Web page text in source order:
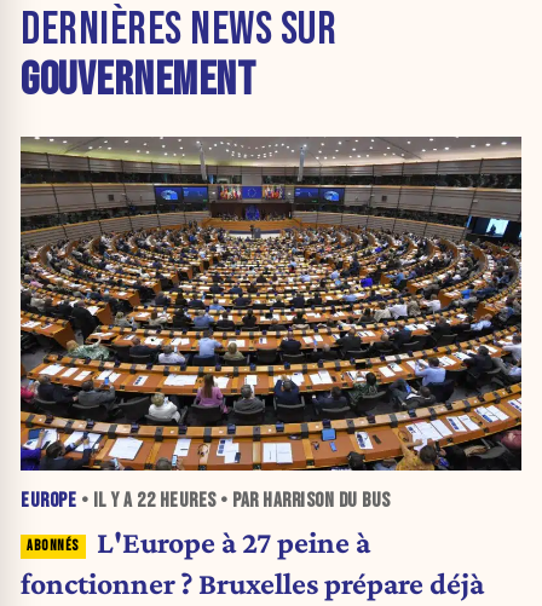
DERNIÈRES NEWS SUR
GOUVERNEMENT
EUROPE • IL Y A 22 HEURES• PAR HARRISON DU BUS
L'Europe à 27 peine à
fonctionner ? Bruxelles prépare déjà